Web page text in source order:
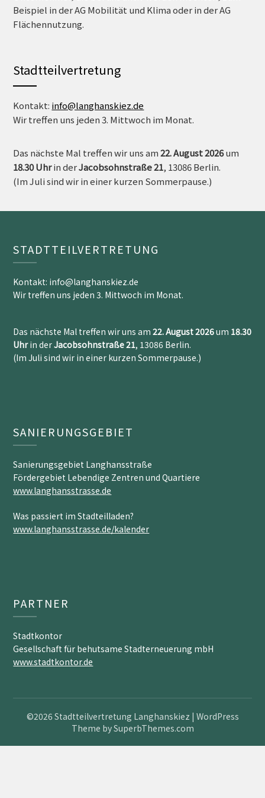
Beispiel in der AG Mobilität und Klima oder in der AG
Flächennutzung.
Stadtteilvertretung
Kontakt: info@langhanskiez.de
Wir treffen uns jeden 3. Mittwoch im Monat.
Das nächste Mal treffen wir uns am22. August 2026um
18.30 Uhrin derJacobsohnstraße 21, 13086 Berlin.
(Im Juli sind wir in einer kurzen Sommerpause.)
STADTTEILVERTRETUNG
Kontakt: info@langhanskiez.de
Wir treffen uns jeden 3. Mittwoch im Monat.
Das nächste Mal treffen wir uns am22. August 2026um 18.30
Uhrin derJacobsohnstraße 21, 13086 Berlin.
(Im Juli sind wir in einer kurzen Sommerpause.)
SANIERUNGSGEBIET
Sanierungsgebiet Langhansstraße
Fördergebiet Lebendige Zentren und Quartiere
www.langhansstrasse.de
Was passiert im Stadteilladen?
www.langhansstrasse.de/kalender
PARTNER
Stadtkontor
Gesellschaft für behutsame Stadterneuerung mbH
www.stadtkontor.de
©2026 Stadtteilvertretung Langhanskiez | WordPress
Theme bySuperbThemes.com